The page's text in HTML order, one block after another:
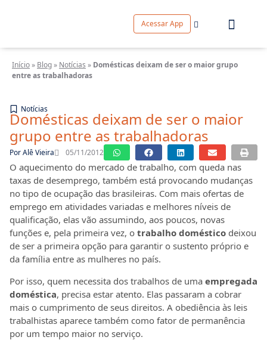
Acessar App
Início» Blog» Notícias » Domésticas deixam de ser o maior grupo
entre as trabalhadoras
Notícias
Domésticas deixam de ser o maior
grupo entre as trabalhadoras
PorAlê Vieira 05/11/2012
O aquecimento do mercado de trabalho, com queda nas
taxas de desemprego, também está provocando mudanças
no tipo de ocupação das brasileiras. Com mais ofertas de
emprego em atividades variadas e melhores níveis de
qualificação, elas vão assumindo, aos poucos, novas
funções e, pela primeira vez, o trabalho doméstico deixou
de ser a primeira opção para garantir o sustento próprio e
da família entre as mulheres no país.
Por isso, quem necessita dos trabalhos de uma empregada
doméstica, precisa estar atento. Elas passaram a cobrar
mais o cumprimento de seus direitos. A obediência às leis
trabalhistas aparece também como fator de permanência
por um tempo maior no serviço.